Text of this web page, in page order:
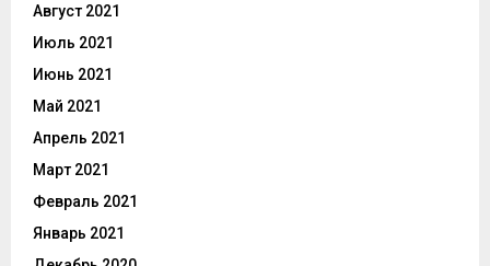
Август 2021
Июль 2021
Июнь 2021
Май 2021
Апрель 2021
Март 2021
Февраль 2021
Январь 2021